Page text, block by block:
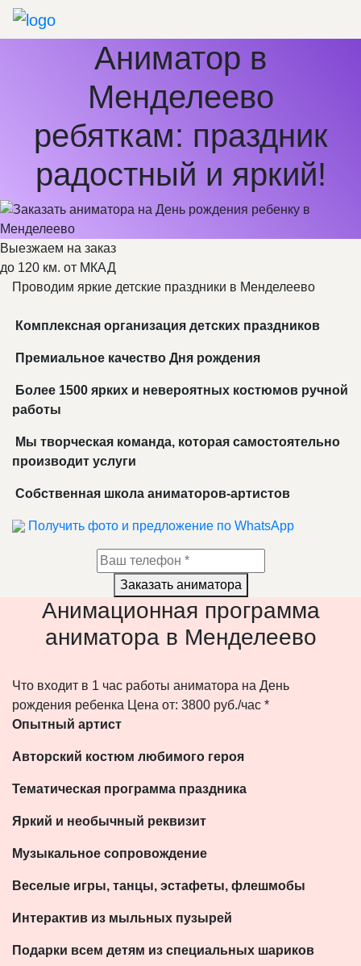
Аниматор в
Менделеево
ребяткам: праздник
радостный и яркий!
Выезжаем на заказ
до 120 км. от МКАД
Проводим яркие детские праздники в Менделеево
Комплексная организация детских праздников
Премиальное качество Дня рождения
Более 1500 ярких и невероятных костюмов ручной
работы
Мы творческая команда, которая самостоятельно
производит услуги
Собственная школа аниматоров-артистов
Получить фото и предложение по WhatsApp
Заказать аниматора
Анимационная программа
аниматора в Менделеево
Что входит в 1 час работы аниматора на День
рождения ребенка Цена от: 3800 руб./час *
Опытный артист
Авторский костюм любимого героя
Тематическая программа праздника
Яркий и необычный реквизит
Музыкальное сопровождение
Веселые игры, танцы, эстафеты, флешмобы
Интерактив из мыльных пузырей
Подарки всем детям из специальных шариков